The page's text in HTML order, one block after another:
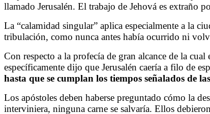
llamado Jerusalén. El trabajo de Jehová es extraño
La “calamidad singular” aplica especialmente a la
tribulación, como nunca antes había ocurrido ni
Con respecto a la profecía de gran alcance de la
específicamente dijo que Jerusalén caería a filo de
hasta que se cumplan los tiempos señalados de las
Los apóstoles deben haberse preguntado cómo la
interviniera, ninguna carne se salvaría. Ellos